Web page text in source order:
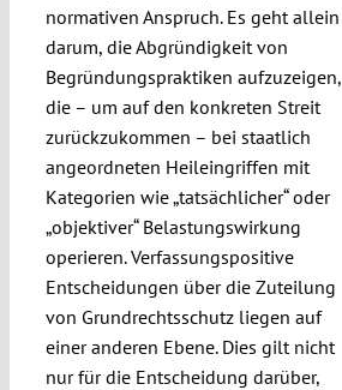
normativen Anspruch. Es geht allein
darum, die Abgründigkeit von
Begründungspraktiken aufzuzeigen,
die – um auf den konkreten Streit
zurückzukommen – bei staatlich
angeordneten Heileingriffen mit
Kategorien wie „tatsächlicher“ oder
„objektiver“ Belastungswirkung
operieren. Verfassungspositive
Entscheidungen über die Zuteilung
von Grundrechtsschutz liegen auf
einer anderen Ebene. Dies gilt nicht
nur für die Entscheidung darüber,